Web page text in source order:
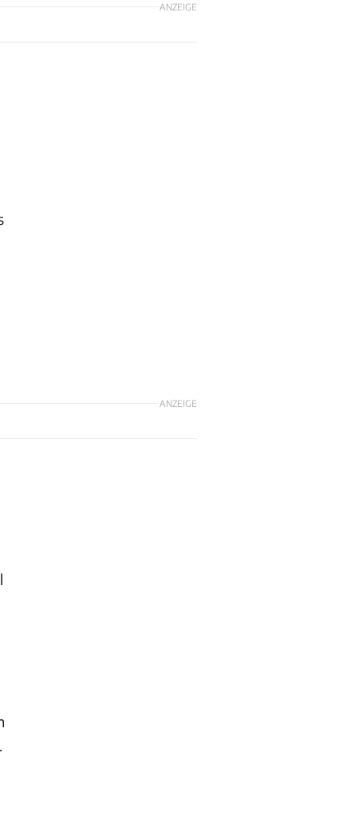
ANZEIGE
ANZEIGE